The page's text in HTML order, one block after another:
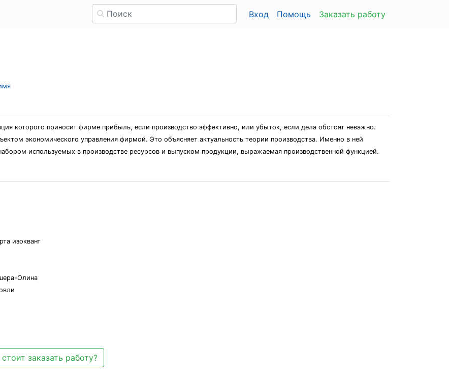
Вход Помощь Заказать работу
которого приносит фирме прибыль, если производство эффективно, или убыток, если дела обстоят неважно.
экономического управления фирмой. Это объясняет актуальность теории производства. Именно в ней
используемых в производстве ресурсов и выпуском продукции, выражаемая производственной функцией.
изоквант
Олина
заказать работу?